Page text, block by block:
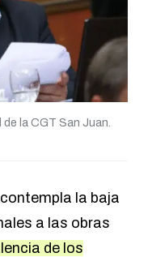
la CGT San Juan.
la baja
a las obras
de los